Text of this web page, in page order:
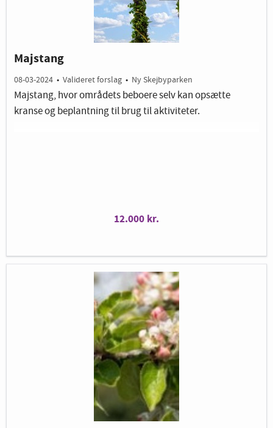
Majstang
08-03-2024 • Valideret forslag • Ny Skejbyparken
Majstang, hvor områdets beboere selv kan opsætte
kranse og beplantning til brug til aktiviteter.
12.000 kr.